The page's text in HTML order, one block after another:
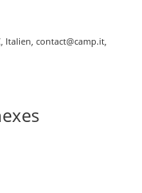
Italien, contact@camp.it,